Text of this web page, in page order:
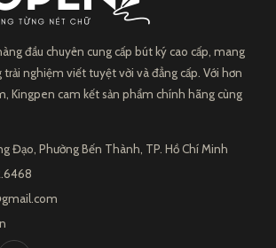
đầu chuyên cung cấp bút ký cao cấp, mang
nghiệm viết tuyệt vời và đẳng cấp. Với hơn
Kingpen cam kết sản phẩm chính hãng cùng
Đạo, Phường Bến Thành, TP. Hồ Chí Minh